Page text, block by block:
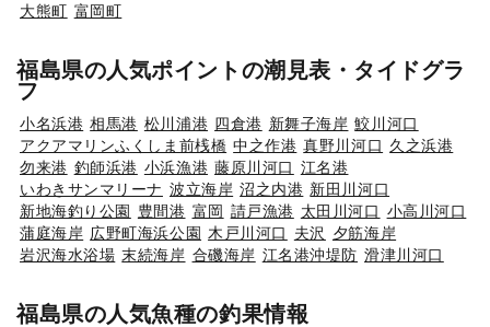
大熊町 富岡町
福島県の人気ポイントの潮見表・タイドグラ
フ
小名浜港 相馬港 松川浦港 四倉港 新舞子海岸 鮫川河口
アクアマリンふくしま前桟橋 中之作港 真野川河口 久之浜港
勿来港 釣師浜港 小浜漁港 藤原川河口 江名港
いわきサンマリーナ 波立海岸 沼之内港 新田川河口
新地海釣り公園 豊間港 富岡 請戸漁港 太田川河口 小高川河口
蒲庭海岸 広野町海浜公園 木戸川河口 夫沢
夕筋海岸
岩沢海水浴場 末続海岸 合磯海岸 江名港沖堤防 滑津川河口
福島県の人気魚種の釣果情報